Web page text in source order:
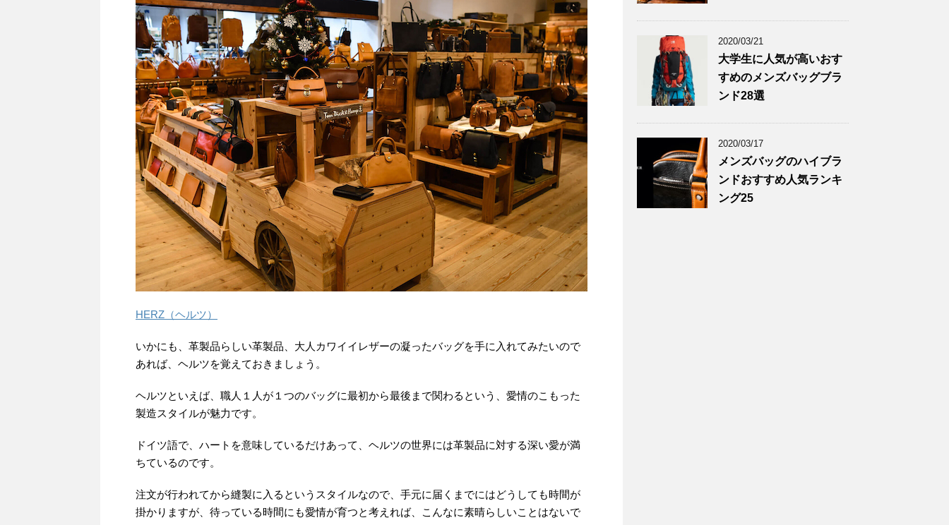
HERZ（ヘルツ）
いかにも、革製品らしい革製品、大人カワイイレザーの凝ったバッグを手に入れてみたいので
あれば、ヘルツを覚えておきましょう。
ヘルツといえば、職人１人が１つのバッグに最初から最後まで関わるという、愛情のこもった
製造スタイルが魅力です。
ドイツ語で、ハートを意味しているだけあって、ヘルツの世界には革製品に対する深い愛が満
ちているのです。
注文が行われてから縫製に入るというスタイルなので、手元に届くまでにはどうしても時間が
掛かりますが、待っている時間にも愛情が育つと考えれば、こんなに素晴らしいことはないで
2020/03/21
大学生に人気が高いおす
すめのメンズバッグブラ
ンド28選
2020/03/17
メンズバッグのハイブラ
ンドおすすめ人気ランキ
ング25